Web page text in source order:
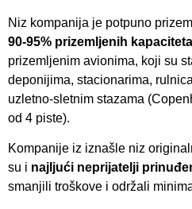
Niz kompanija je potpuno
90-95% prizemljenih kapaciteta
prizemljenim avionima, koji su
deponijima, stacionarima,
uzletno-sletnim stazama
od 4 piste).
Kompanije iz iznašle niz
su i najljući neprijatelji
smanjili troškove i održali